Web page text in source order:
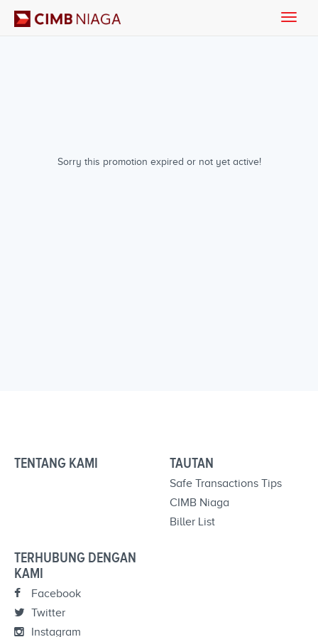
Sorry this promotion expired or not yet active!
Toggle
TENTANG KAMI TAUTAN
Safe Transactions Tips
CIMB Niaga
Biller List
TERHUBUNG DENGAN
KAMI
Facebook
Twitter
Instagram